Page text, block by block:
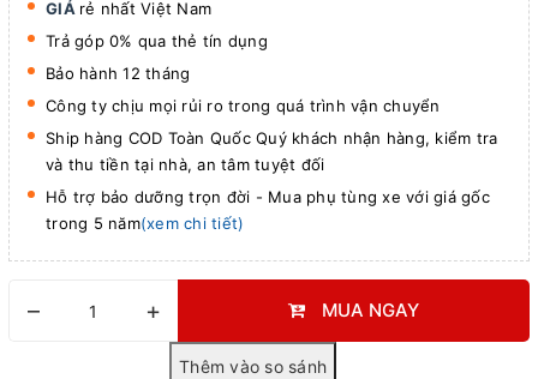
GIÁ rẻ nhất Việt Nam
Trả góp 0% qua thẻ tín dụng
Bảo hành 12 tháng
Công ty chịu mọi rủi ro trong quá trình vận chuyển
Ship hàng COD Toàn Quốc Quý khách nhận hàng, kiểm tra
và thu tiền tại nhà, an tâm tuyệt đối
Hỗ trợ bảo dưỡng trọn đời - Mua phụ tùng xe với giá gốc
trong 5 năm(xem chi tiết)
– + MUA NGAY